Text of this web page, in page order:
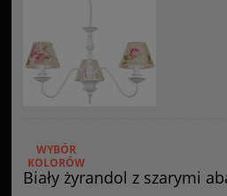
Biały żyrandol z szarymi
WYBÓR
KOLORÓW